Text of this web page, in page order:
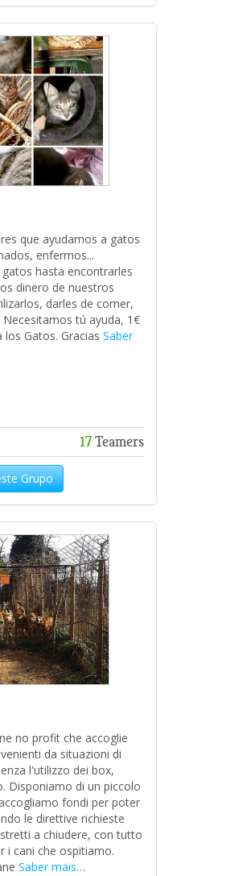
que ayudamos a gatos
enfermos...
hasta encontrarles
dinero de nuestros
darles de comer,
tú ayuda, 1€
Gatos. Gracias Saber
17Teamers
Grupo
no profit che accoglie
da situazioni di
l'utilizzo dei box,
Disponiamo di un piccolo
fondi per poter
le direttive richieste
a chiudere, con tutto
i cani che ospitiamo.
Saber mais…